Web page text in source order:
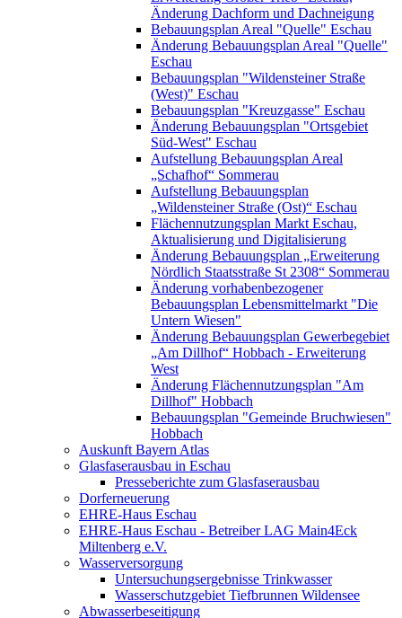
Änderung Dachform und Dachneigung
Bebauungsplan Areal "Quelle" Eschau
Änderung Bebauungsplan Areal "Quelle"
Eschau
Bebauungsplan "Wildensteiner Straße
(West)" Eschau
Bebauungsplan "Kreuzgasse" Eschau
Änderung Bebauungsplan "Ortsgebiet
Süd-West" Eschau
Aufstellung Bebauungsplan Areal
„Schafhof“ Sommerau
Aufstellung Bebauungsplan
„Wildensteiner Straße (Ost)“ Eschau
Flächennutzungsplan Markt Eschau,
Aktualisierung und Digitalisierung
Änderung Bebauungsplan „Erweiterung
Nördlich Staatsstraße St 2308“ Sommerau
Änderung vorhabenbezogener
Bebauungsplan Lebensmittelmarkt "Die
Untern Wiesen"
Änderung Bebauungsplan Gewerbegebiet
„Am Dillhof“ Hobbach - Erweiterung
West
Änderung Flächennutzungsplan "Am
Dillhof" Hobbach
Bebauungsplan "Gemeinde Bruchwiesen"
Hobbach
Auskunft Bayern Atlas
Glasfaserausbau in Eschau
Presseberichte zum Glasfaserausbau
Dorferneuerung
EHRE-Haus Eschau
EHRE-Haus Eschau - Betreiber LAG Main4Eck
Miltenberg e.V.
Wasserversorgung
Untersuchungsergebnisse Trinkwasser
Wasserschutzgebiet Tiefbrunnen Wildensee
Abwasserbeseitigung